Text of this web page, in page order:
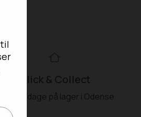
Click & Collect
Alle hverdage på lager i Odense